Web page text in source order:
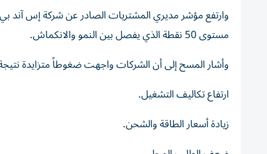
مستوى 50 نقطة الذي يفصل بين النمو والانكماش.
وأشار المسح إلى أن الشركات واجهت ضغوطاً متزايدة
ارتفاع تكاليف التشغيل.
زيادة أسعار الطاقة والشحن.